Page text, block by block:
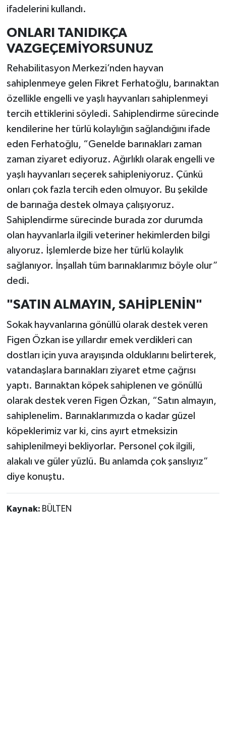
ifadelerini kullandı.
ONLARI TANIDIKÇA
VAZGEÇEMİYORSUNUZ
Rehabilitasyon Merkezi’nden hayvan
sahiplenmeye gelen Fikret Ferhatoğlu, barınaktan
özellikle engelli ve yaşlı hayvanları sahiplenmeyi
tercih ettiklerini söyledi. Sahiplendirme sürecinde
kendilerine her türlü kolaylığın sağlandığını ifade
eden Ferhatoğlu, “Genelde barınakları zaman
zaman ziyaret ediyoruz. Ağırlıklı olarak engelli ve
yaşlı hayvanları seçerek sahipleniyoruz. Çünkü
onları çok fazla tercih eden olmuyor. Bu şekilde
de barınağa destek olmaya çalışıyoruz.
Sahiplendirme sürecinde burada zor durumda
olan hayvanlarla ilgili veteriner hekimlerden bilgi
alıyoruz. İşlemlerde bize her türlü kolaylık
sağlanıyor. İnşallah tüm barınaklarımız böyle olur”
dedi.
"SATIN ALMAYIN, SAHİPLENİN"
Sokak hayvanlarına gönüllü olarak destek veren
Figen Özkan ise yıllardır emek verdikleri can
dostları için yuva arayışında olduklarını belirterek,
vatandaşlara barınakları ziyaret etme çağrısı
yaptı. Barınaktan köpek sahiplenen ve gönüllü
olarak destek veren Figen Özkan, “Satın almayın,
sahiplenelim. Barınaklarımızda o kadar güzel
köpeklerimiz var ki, cins ayırt etmeksizin
sahiplenilmeyi bekliyorlar. Personel çok ilgili,
alakalı ve güler yüzlü. Bu anlamda çok şanslıyız”
diye konuştu.
Kaynak: BÜLTEN